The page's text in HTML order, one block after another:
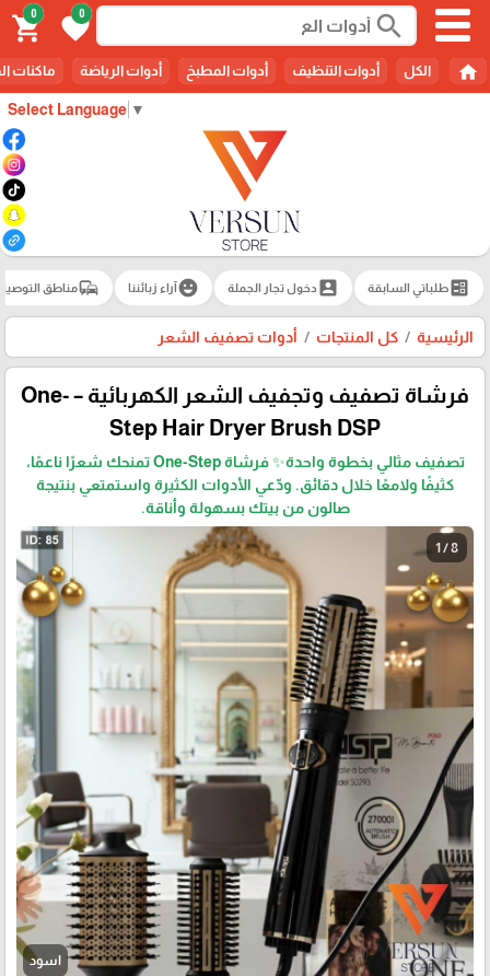
Select Language ▼
search
0
favorite
0
shopping_cart
home الكل أدوات التنظيف أدوات المطبخ أدوات الرياضة ماكنات
ballotطلباتي السابقة account_box دخول تجار الجملة emoji_emotionsآراء زبائننا commuteمناطق
الرئيسية كل المنتجات أدوات تصفيف الشعر
فرشاة تصفيف وتجفيف الشعر الكهربائية – One-
Step Hair Dryer Brush DSP
تصفيف مثالي بخطوة واحدة✨ فرشاة One-Step تمنحك شعرًا ناعمًا،
كثيفًا ولامعًا خلال دقائق. ودّعي الأدوات الكثيرة واستمتعي بنتيجة
صالون من بيتك بسهولة وأناقة.
1 / 8
اسود